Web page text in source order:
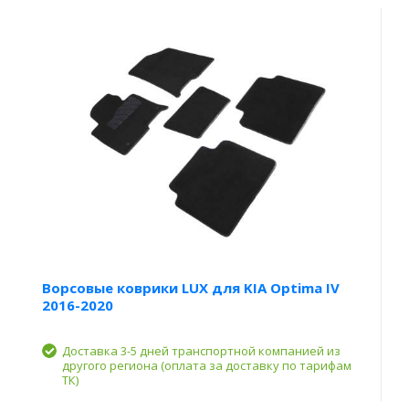
Ворсовые коврики LUX для KIA Optima IV
2016-2020
Доставка 3-5 дней транспортной компанией из
другого региона (оплата за доставку по тарифам
ТК)